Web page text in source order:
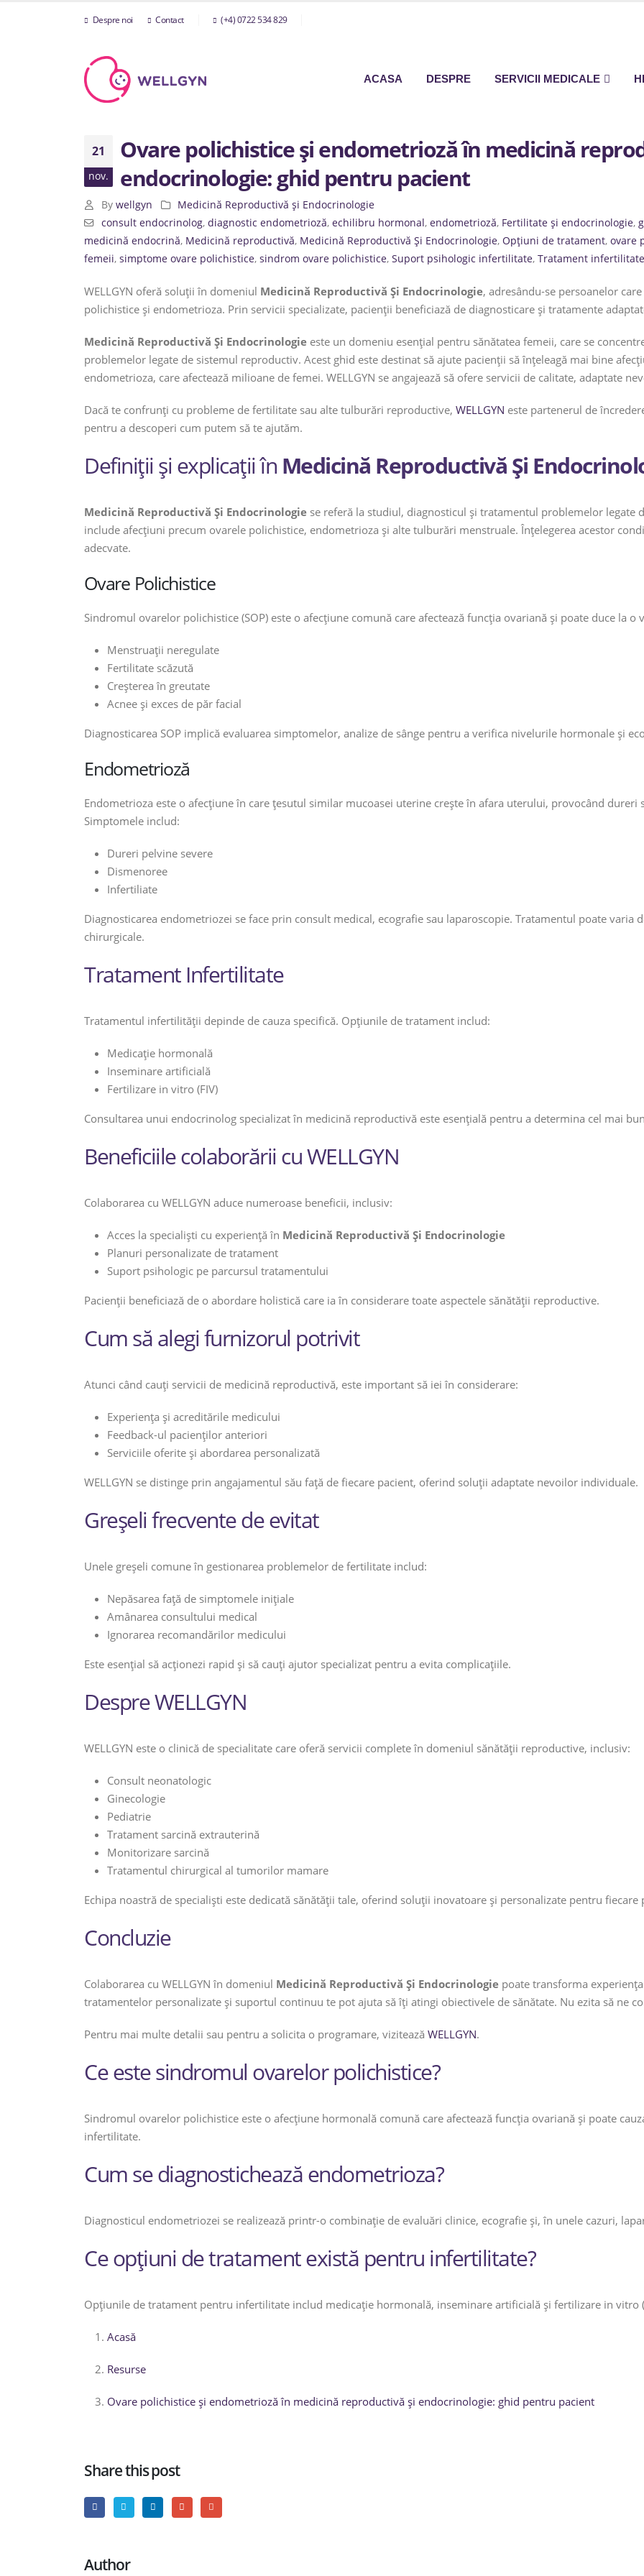
Despre noi Contact (+4) 0722 534 829
ACASA DESPRE SERVICII MEDICALE
21
nov.
Ovare polichistice și endometrioză în medicină
endocrinologie: ghid pentru pacient
By wellgyn
Medicină Reproductivă și Endocrinologie
consult endocrinolog, diagnostic endometrioză, echilibru hormonal, endometrioză, Fertilitate și endocrinologie,
medicină endocrină, Medicină reproductivă, Medicină Reproductivă Și Endocrinologie, Opțiuni de tratament, ovare
femeii, simptome ovare polichistice, sindrom ovare polichistice, Suport psihologic infertilitate, Tratament infertilitate
WELLGYN oferă soluții în domeniul Medicină Reproductivă Și Endocrinologie, adresându-se persoanelor
polichistice și endometrioza. Prin servicii specializate, pacienții beneficiază de diagnosticare și tratamente
Medicină Reproductivă Și Endocrinologie este un domeniu esențial pentru sănătatea femeii, care se
problemelor legate de sistemul reproductiv. Acest ghid este destinat să ajute pacienții să înțeleagă mai bine
endometrioza, care afectează milioane de femei. WELLGYN se angajează să ofere servicii de calitate, adaptate
Dacă te confrunți cu probleme de fertilitate sau alte tulburări reproductive, WELLGYN este partenerul de
pentru a descoperi cum putem să te ajutăm.
Definiții și explicații în Medicină Reproductivă Și
Medicină Reproductivă Și Endocrinologie se referă la studiul, diagnosticul și tratamentul problemelor legate
include afecțiuni precum ovarele polichistice, endometrioza și alte tulburări menstruale. Înțelegerea acestor
adecvate.
Ovare Polichistice
Sindromul ovarelor polichistice (SOP) este o afecțiune comună care afectează funcția ovariană și poate duce la
Menstruații neregulate
Fertilitate scăzută
Creșterea în greutate
Acnee și exces de păr facial
Diagnosticarea SOP implică evaluarea simptomelor, analize de sânge pentru a verifica nivelurile hormonale și
Endometrioză
Endometrioza este o afecțiune în care țesutul similar mucoasei uterine crește în afara uterului, provocând dureri
Simptomele includ:
Dureri pelvine severe
Dismenoree
Infertiliate
Diagnosticarea endometriozei se face prin consult medical, ecografie sau laparoscopie. Tratamentul poate
chirurgicale.
Tratament Infertilitate
Tratamentul infertilității depinde de cauza specifică. Opțiunile de tratament includ:
Medicație hormonală
Inseminare artificială
Fertilizare in vitro (FIV)
Consultarea unui endocrinolog specializat în medicină reproductivă este esențială pentru a determina cel mai
Beneficiile colaborării cu WELLGYN
Colaborarea cu WELLGYN aduce numeroase beneficii, inclusiv:
Acces la specialiști cu experiență în Medicină Reproductivă Și Endocrinologie
Planuri personalizate de tratament
Suport psihologic pe parcursul tratamentului
Pacienții beneficiază de o abordare holistică care ia în considerare toate aspectele sănătății reproductive.
Cum să alegi furnizorul potrivit
Atunci când cauți servicii de medicină reproductivă, este important să iei în considerare:
Experiența și acreditările medicului
Feedback-ul pacienților anteriori
Serviciile oferite și abordarea personalizată
WELLGYN se distinge prin angajamentul său față de fiecare pacient, oferind soluții adaptate nevoilor individuale.
Greșeli frecvente de evitat
Unele greșeli comune în gestionarea problemelor de fertilitate includ:
Nepăsarea față de simptomele inițiale
Amânarea consultului medical
Ignorarea recomandărilor medicului
Este esențial să acționezi rapid și să cauți ajutor specializat pentru a evita complicațiile.
Despre WELLGYN
WELLGYN este o clinică de specialitate care oferă servicii complete în domeniul sănătății reproductive, inclusiv:
Consult neonatologic
Ginecologie
Pediatrie
Tratament sarcină extrauterină
Monitorizare sarcină
Tratamentul chirurgical al tumorilor mamare
Echipa noastră de specialiști este dedicată sănătății tale, oferind soluții inovatoare și personalizate pentru fiecare
Concluzie
Colaborarea cu WELLGYN în domeniul Medicină Reproductivă Și Endocrinologie poate transforma
tratamentelor personalizate și suportul continuu te pot ajuta să îți atingi obiectivele de sănătate. Nu ezita să ne
Pentru mai multe detalii sau pentru a solicita o programare, vizitează WELLGYN.
Ce este sindromul ovarelor polichistice?
Sindromul ovarelor polichistice este o afecțiune hormonală comună care afectează funcția ovariană și poate
infertilitate.
Cum se diagnostichează endometrioza?
Diagnosticul endometriozei se realizează printr-o combinație de evaluări clinice, ecografie și, în unele cazuri,
Ce opțiuni de tratament există pentru infertilitate?
Opțiunile de tratament pentru infertilitate includ medicație hormonală, inseminare artificială și fertilizare in vitro
Acasă
Resurse
Ovare polichistice și endometrioză în medicină reproductivă și endocrinologie: ghid pentru pacient
Share this post
Author